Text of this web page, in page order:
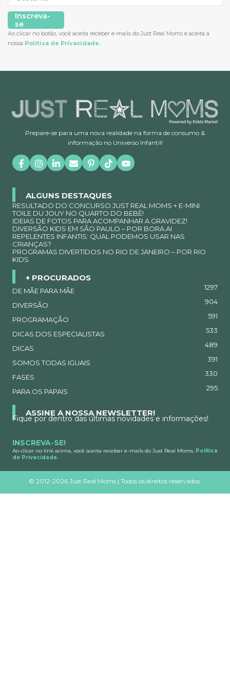
Inscreva-
se
Ao clicar no botão, você aceita receber e-mails do Just Real Moms e aceita a
nossa Política de Privacidade.
Prepare-se para uma nova realidade na forma de consumo &
informação no Universo Infantil!
ALGUNS DESTAQUES
RESULTADO DO CONCURSO JUST REAL MOMS + E-MINI
TOILE DU JOUY NO QUARTO DO BEBÊ!
IDEIAS DE FOTOS PARA ACOMPANHAR A GRAVIDEZ!
DIVERSÃO KIDS EM SÃO PAULO – POR BORA.AI
REPELENTES INFANTIS: QUAL PODEMOS USAR NAS
CRIANÇAS?
PROGRAMAS DIVERTIDOS NO RIO DE JANEIRO – POR RIO
KIDS
+ PROCURADOS
DE MÃE PARA MÃE 1297
DIVERSÃO 904
PROGRAMAÇÃO 591
DICAS DOS ESPECIALISTAS 533
DICAS 489
SOMOS TODAS IGUAIS 391
FASES 330
PARA OS PAPAIS 295
ASSINE A NOSSA NEWSLETTER!
Fique por dentro das últimas novidades e informações!
INSCREVA-SE!
Ao clicar no link acima, você aceita receber e-mails do Just Real Moms. Política
de Privacidade.
© 2012-2026 Just Real Moms | Todos os direitos reservados.